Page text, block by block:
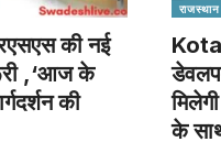
की नई
,‘आज के
की
राजस्थान
के